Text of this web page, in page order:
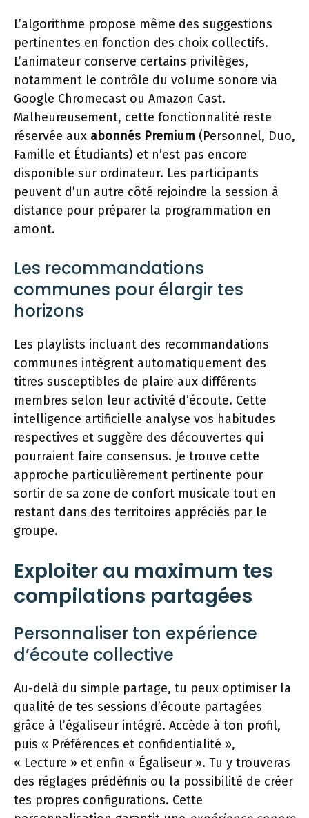
L’algorithme propose même des suggestions
pertinentes en fonction des choix collectifs.
L’animateur conserve certains privilèges,
notamment le contrôle du volume sonore via
Google Chromecast ou Amazon Cast.
Malheureusement, cette fonctionnalité reste
réservée aux abonnés Premium (Personnel, Duo,
Famille et Étudiants) et n’est pas encore
disponible sur ordinateur. Les participants
peuvent d’un autre côté rejoindre la session à
distance pour préparer la programmation en
amont.
Les recommandations
communes pour élargir tes
horizons
Les playlists incluant des recommandations
communes intègrent automatiquement des
titres susceptibles de plaire aux différents
membres selon leur activité d’écoute. Cette
intelligence artificielle analyse vos habitudes
respectives et suggère des découvertes qui
pourraient faire consensus. Je trouve cette
approche particulièrement pertinente pour
sortir de sa zone de confort musicale tout en
restant dans des territoires appréciés par le
groupe.
Exploiter au maximum tes
compilations partagées
Personnaliser ton expérience
d’écoute collective
Au-delà du simple partage, tu peux optimiser la
qualité de tes sessions d’écoute partagées
grâce à l’égaliseur intégré. Accède à ton profil,
puis « Préférences et confidentialité »,
« Lecture » et enfin « Égaliseur ». Tu y trouveras
des réglages prédéfinis ou la possibilité de créer
tes propres configurations. Cette